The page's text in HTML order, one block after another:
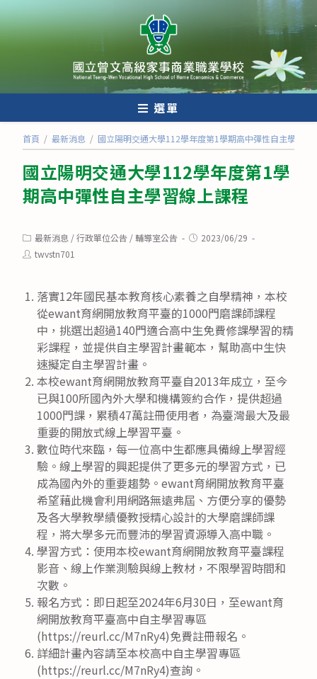
跳
轉
至
內
選單
首頁 / 最新消息 / 國立陽明交通大學112學年度第1學期高中彈性自主學習線
國立陽明交通大學112學年度第1學
期高中彈性自主學習線上課程
Post
category:
最新消息 /行政單位公告 /輔導室公告
Post2023/06/29
Posttwvstn701
落實12年國民基本教育核心素養之自學精神，本校
從ewant育網開放教育平臺的1000門磨課師課程
中，挑選出超過140門適合高中生免費修課學習的精
彩課程，並提供自主學習計畫範本，幫助高中生快
速擬定自主學習計畫。
本校ewant育網開放教育平臺自2013年成立，至今
已與100所國內外大學和機構簽約合作，提供超過
1000門課，累積47萬註冊使用者，為臺灣最大及最
重要的開放式線上學習平臺。
數位時代來臨，每一位高中生都應具備線上學習經
驗。線上學習的興起提供了更多元的學習方式，已
成為國內外的重要趨勢。ewant育網開放教育平臺
希望藉此機會利用網路無遠弗屆、方便分享的優勢
及各大學教學績優教授精心設計的大學磨課師課
程，將大學多元而豐沛的學習資源導入高中職。
學習方式：使用本校ewant育網開放教育平臺課程
影音、線上作業測驗與線上教材，不限學習時間和
次數。
報名方式：即日起至2024年6月30日，至ewant育
網開放教育平臺高中自主學習專區
(https://reurl.cc/M7nRy4)免費註冊報名。
詳細計畫內容請至本校高中自主學習專區
(https://reurl.cc/M7nRy4)查詢。